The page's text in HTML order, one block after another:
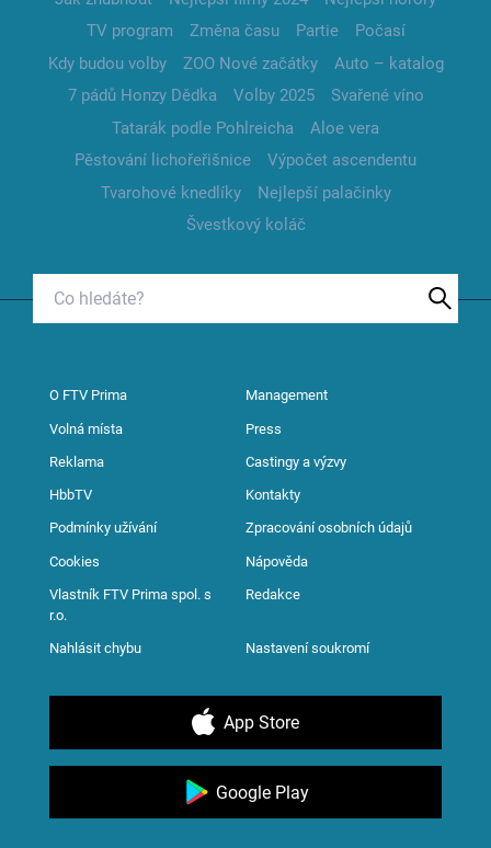
TV program
Změna času Partie
Počasí
Kdy budou volby
ZOO Nové začátky
Auto – katalog
7 pádů Honzy Dědka
Volby 2025
Svařené víno
Tatarák podle Pohlreicha
Aloe vera
Pěstování lichořeřišnice
Výpočet ascendentu
Tvarohové knedlíky
Nejlepší palačinky
Švestkový koláč
O FTV Prima Management
Volná místa Press
Reklama Castingy a výzvy
HbbTV Kontakty
Podmínky užívání Zpracování osobních údajů
Cookies Nápověda
Vlastník FTV Prima spol. s
r.o.
Redakce
Nahlásit chybu Nastavení soukromí
App Store
Google Play